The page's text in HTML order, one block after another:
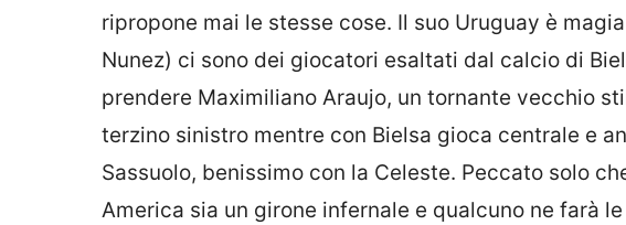
ripropone mai le stesse cose. Il suo Uruguay è
Nunez) ci sono dei giocatori esaltati dal calcio di
prendere Maximiliano Araujo, un tornante vecchio
terzino sinistro mentre con Bielsa gioca centrale e
Sassuolo, benissimo con la Celeste. Peccato solo
America sia un girone infernale e qualcuno ne farà